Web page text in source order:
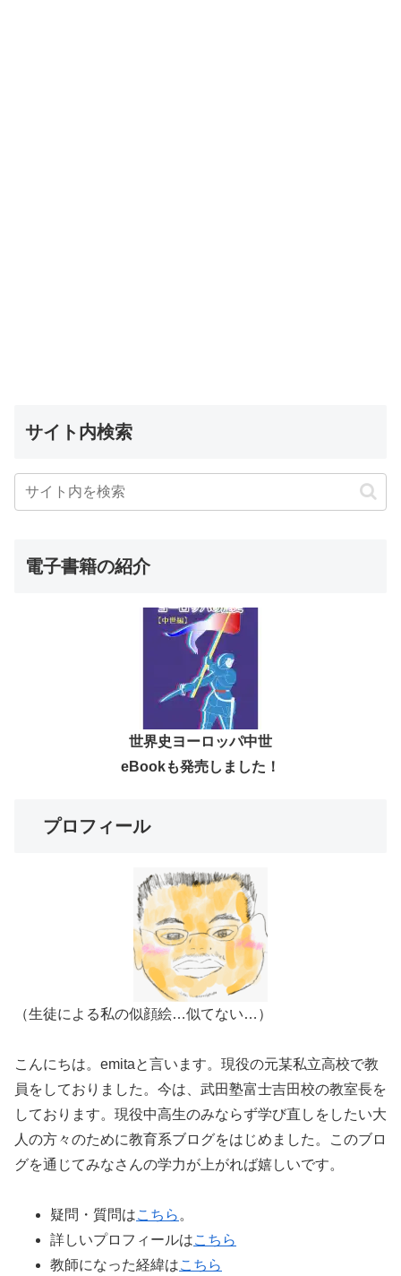
サイト内検索
電子書籍の紹介
世界史ヨーロッパ中世
eBookも発売しました！
プロフィール
（生徒による私の似顔絵…似てない…）
こんにちは。emitaと言います。現役の元某私立高校で教
員をしておりました。今は、武田塾富士吉田校の教室長を
しております。現役中高生のみならず学び直しをしたい大
人の方々のために教育系ブログをはじめました。このブロ
グを通じてみなさんの学力が上がれば嬉しいです。
疑問・質問はこちら 。
詳しいプロフィールはこちら
教師になった経緯はこちら